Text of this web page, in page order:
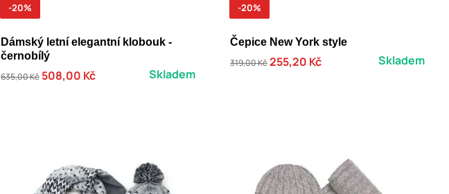
-20%
Dámský letní elegantní klobouk -
černobílý
635,00 Kč 508,00 Kč Skladem
-20%
Čepice New York style
319,00 Kč255,20 Kč Skladem